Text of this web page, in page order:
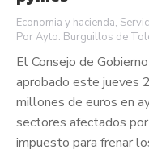
Economia y hacienda,
PorAyto. Burguillos de
El Consejo de
aprobado este jueves
millones de euros en
sectores afectados
impuesto para frenar